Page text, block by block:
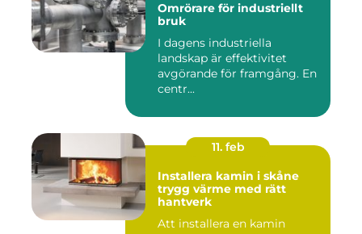
Omrörare för industriellt
bruk
I dagens industriella
landskap är effektivitet
avgörande för framgång. En
centr...
11. feb
Installera kamin i skåne
trygg värme med rätt
hantverk
Att installera en kamin